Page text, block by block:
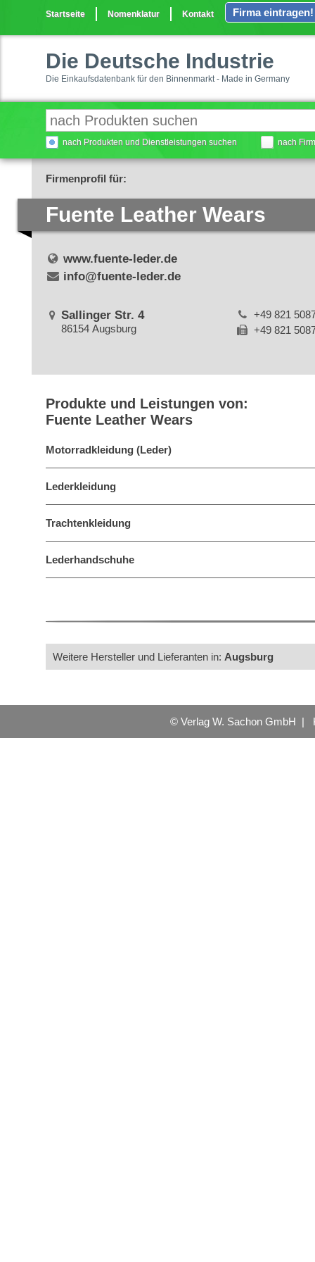
Startseite Nomenklatur Kontakt Firma eintragen!
Die Deutsche Industrie
Die Einkaufsdatenbank für den Binnenmarkt - Made in Germany
nach Produkten und Dienstleistungen suchen nach
Firmenprofil für:
Fuente Leather Wears
www.fuente-leder.de
info@fuente-leder.de
Sallinger Str. 4
86154 Augsburg
+49 821
+49 821
Produkte und Leistungen von:
Fuente Leather Wears
Motorradkleidung (Leder)
Lederkleidung
Trachtenkleidung
Lederhandschuhe
Weitere Hersteller und Lieferanten in: Augsburg
© Verlag W. Sachon GmbH |